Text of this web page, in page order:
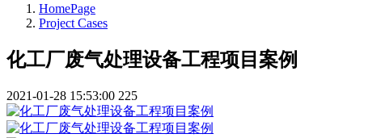
HomePage
Project Cases
化工厂废气处理设备工程项目案例
2021-01-28 15:53:00 225